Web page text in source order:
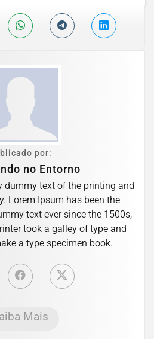
por:
no Entorno
dummy text of the printing and
Lorem Ipsum has been the
text ever since the 1500s,
took a galley of type and
a type specimen book.
Mais